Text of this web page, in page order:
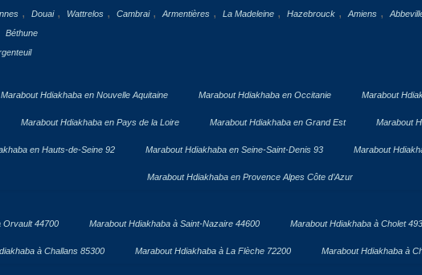
, Douai , Wattrelos , Cambrai , Armentières , La Madeleine , Hazebrouck , Amiens ,
Béthune
Marabout Hdiakhaba en Nouvelle Aquitaine Marabout Hdiakhaba en Occitanie Marabout
Marabout Hdiakhaba en Pays de la Loire Marabout Hdiakhaba en Grand Est Marabout
en Hauts-de-Seine 92 Marabout Hdiakhaba en Seine-Saint-Denis 93 Marabout
Marabout Hdiakhaba en Provence Alpes Côte d’Azur
Orvault 44700 Marabout Hdiakhaba à Saint-Nazaire 44600 Marabout Hdiakhaba à Cholet
à Challans 85300 Marabout Hdiakhaba à La Flèche 72200 Marabout Hdiakhaba à